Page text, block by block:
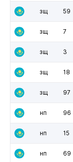
зщ 59
зщ 7
зщ 3
зщ 18
зщ 97
нп 96
нп 15
нп 69